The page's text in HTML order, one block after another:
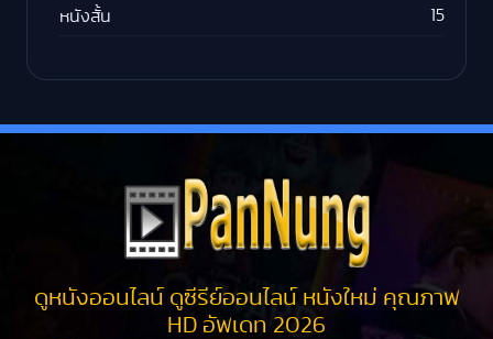
หนังสั้น 15
ดูหนังออนไลน์ ดูซีรีย์ออนไลน์ หนังใหม่ คุณภาพ
HD อัพเดท 2026